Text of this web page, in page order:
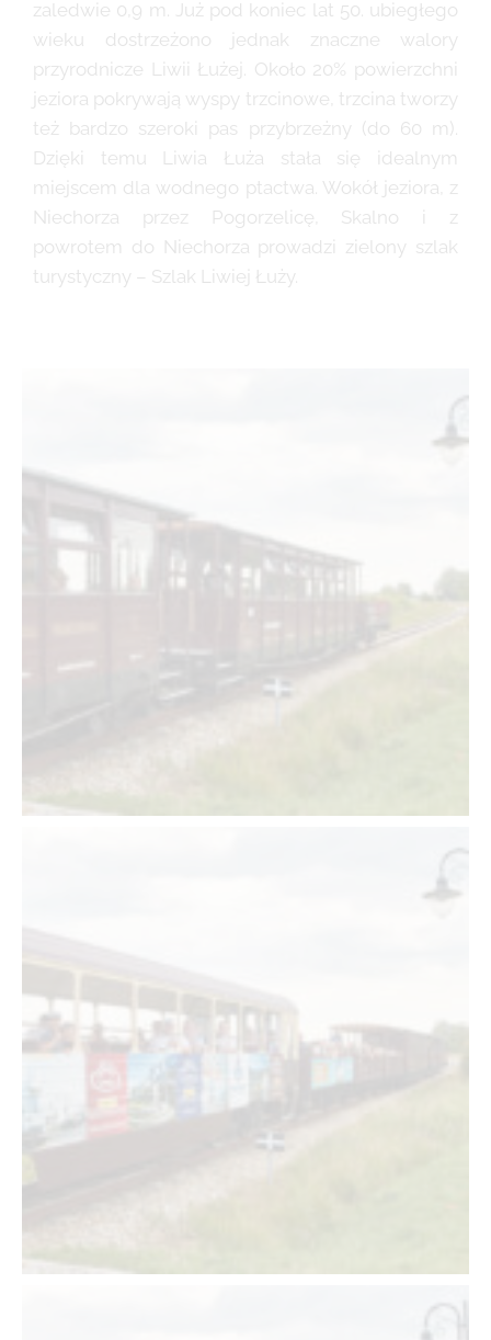
zaledwie 0,9 m. Już pod koniec lat 50. ubiegłego
wieku dostrzeżono jednak znaczne walory
przyrodnicze Liwii Łużej. Około 20% powierzchni
jeziora pokrywają wyspy trzcinowe, trzcina tworzy
też bardzo szeroki pas przybrzeżny (do 60 m).
Dzięki temu Liwia Łuża stała się idealnym
miejscem dla wodnego ptactwa. Wokół jeziora, z
Niechorza przez Pogorzelicę, Skalno i z
powrotem do Niechorza prowadzi zielony szlak
turystyczny – Szlak Liwiej Łuży.